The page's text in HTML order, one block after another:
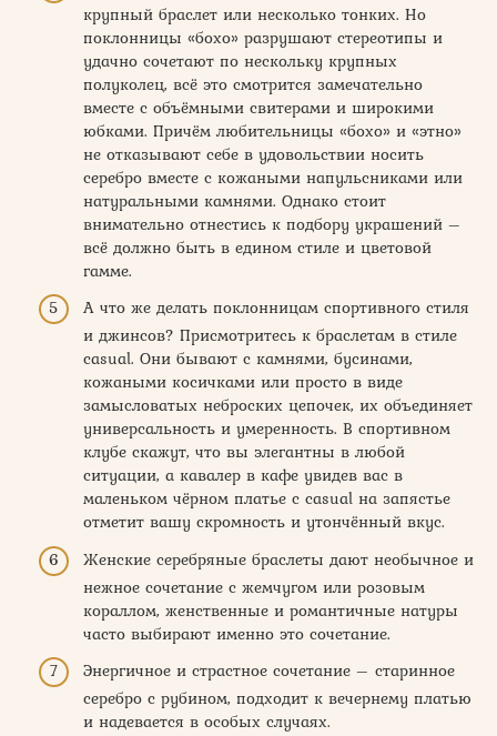
крупный браслет или несколько тонких. Но
поклонницы «бохо» разрушают стереотипы и
удачно сочетают по нескольку крупных
полуколец, всё это смотрится замечательно
вместе с объёмными свитерами и широкими
юбками. Причём любительницы «бохо» и «этно»
не отказывают себе в удовольствии носить
серебро вместе с кожаными напульсниками или
натуральными камнями. Однако стоит
внимательно отнестись к подбору украшений –
всё должно быть в едином стиле и цветовой
гамме.
А что же делать поклонницам спортивного стиля
и джинсов? Присмотритесь к браслетам в стиле
casual. Они бывают с камнями, бусинами,
кожаными косичками или просто в виде
замысловатых неброских цепочек, их объединяет
универсальность и умеренность. В спортивном
клубе скажут, что вы элегантны в любой
ситуации, а кавалер в кафе увидев вас в
маленьком чёрном платье с casual на запястье
отметит вашу скромность и утончённый вкус.
Женские серебряные браслеты дают необычное и
нежное сочетание с жемчугом или розовым
кораллом, женственные и романтичные натуры
часто выбирают именно это сочетание.
Энергичное и страстное сочетание – старинное
серебро с рубином, подходит к вечернему платью
и надевается в особых случаях.